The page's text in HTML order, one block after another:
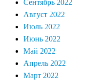
Сентябрь 2022
Август 2022
Июль 2022
Июнь 2022
Май 2022
Апрель 2022
Март 2022